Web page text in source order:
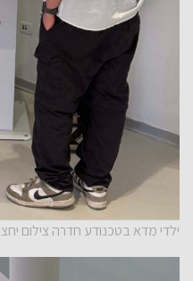
ילדי מדא בטכנודע חדרה צילום יחצ